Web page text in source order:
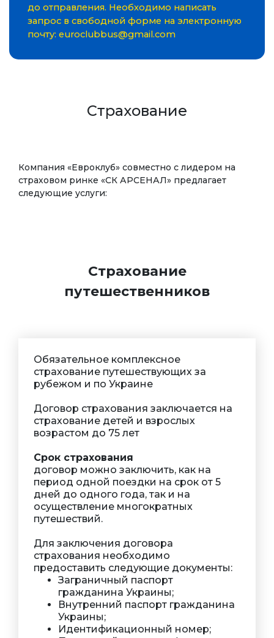
до отправления. Необходимо написать
запрос в свободной форме на электронную
почту: euroclubbus@gmail.com
Страхование
Компания «Евроклуб» совместно с лидером на
страховом ринке «СК АРСЕНАЛ» предлагает
следующие услуги:
Страхование
путешественников
Обязательное комплексное
страхование путешествующих за
рубежом и по Украине
Договор страхования заключается на
страхование детей и взрослых
возрастом до 75 лет
Срок страхования
договор можно заключить, как на
период одной поездки на срок от 5
дней до одного года, так и на
осуществление многократных
путешествий.
Для заключения договора
страхования необходимо
предоставить следующие документы:
Заграничный паспорт
гражданина Украины;
Внутренний паспорт гражданина
Украины;
Идентификационный номер;